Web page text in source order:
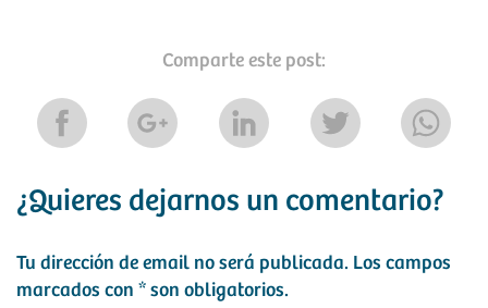
Comparte este post:
¿Quieres dejarnos un comentario?
Tu dirección de email no será publicada. Los campos
marcados con * son obligatorios.